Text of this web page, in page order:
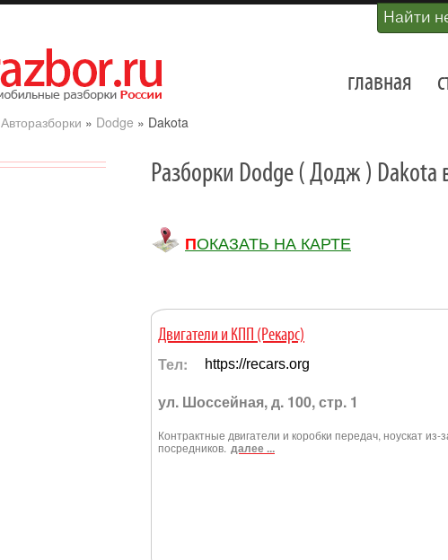
Найти
главная
Авторазборки » Dodge » Dakota
Разборки Dodge ( Додж ) Dakota
ПОКАЗАТЬ НА КАРТЕ
Двигатели и КПП (Рекарс)
Тел: https://recars.org
ул. Шоссейная, д. 100, стр. 1
Контрактные двигатели и коробки передач, ноускат из-
посредников. далее ...